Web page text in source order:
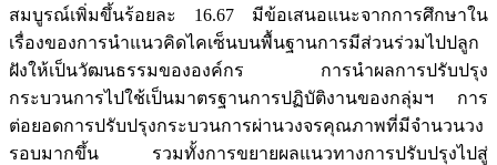
สมบูรณ์เพิ่มขึ้นร้อยละ 16.67 มีข้อเสนอแนะจากการศึกษาใน
เรื่องของการนำแนวคิดไคเซ็นบนพื้นฐานการมีส่วนร่วมไปปลูก
ฝังให้เป็นวัฒนธรรมขององค์กร การนำผลการปรับปรุง
กระบวนการไปใช้เป็นมาตรฐานการปฏิบัติงานของกลุ่มฯ การ
ต่อยอดการปรับปรุงกระบวนการผ่านวงจรคุณภาพที่มีจำนวนวง
รอบมากขึ้น รวมทั้งการขยายผลแนวทางการปรับปรุงไปสู่